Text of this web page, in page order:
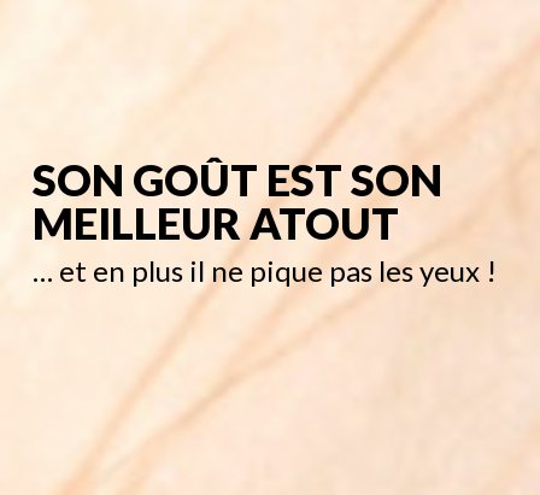
SON GOÛT EST SON
MEILLEUR ATOUT
… et en plus il ne pique pas les yeux !